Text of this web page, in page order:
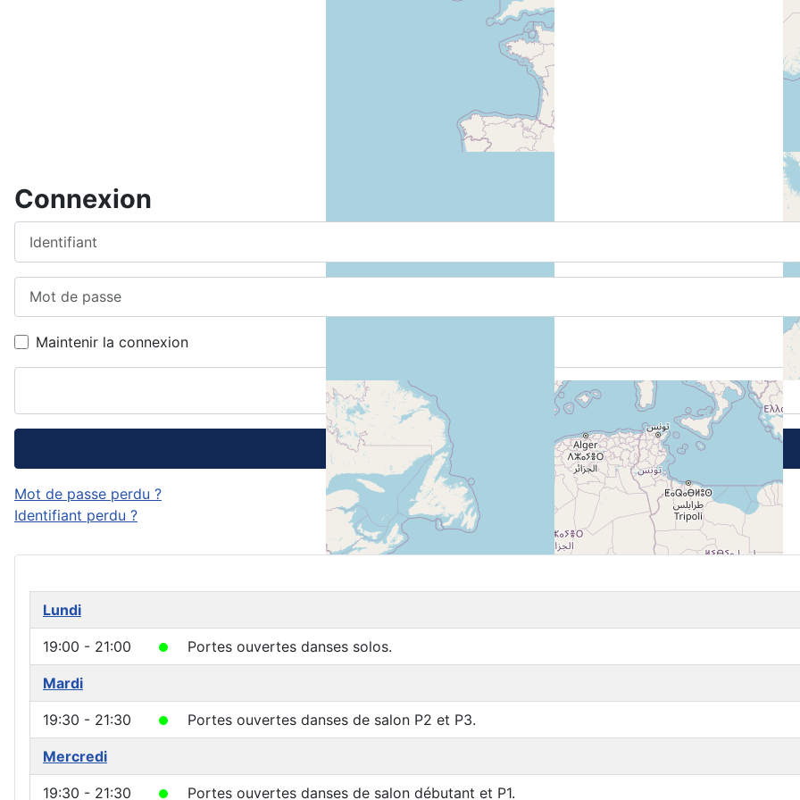
Connexion
Maintenir la connexion
Connexion avec clé d'accès
Connexion
Mot de passe perdu ?
Identifiant perdu ?
Lundi
19:00 - 21:00 Portes ouvertes danses solos.
Mardi
19:30 - 21:30 Portes ouvertes danses de salon P2 et P3.
Mercredi
19:30 - 21:30 Portes ouvertes danses de salon débutant et P1.